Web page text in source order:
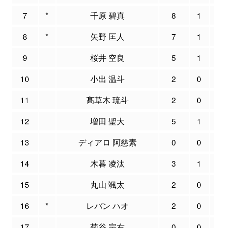
7
* 千原 碧真 8 1
8
* 矢野 匡人 7 1
9
桜井 空良 5 1
10
小出 温斗 2 0
11
髙草木 琉斗 2 0
12
増田 聖大 5 1
13
ディアロ 阿慈素 0 0
14
木暮 凌汰 3 1
15
丸山 颯太 2 0
16
* レバン ハオ 2 0